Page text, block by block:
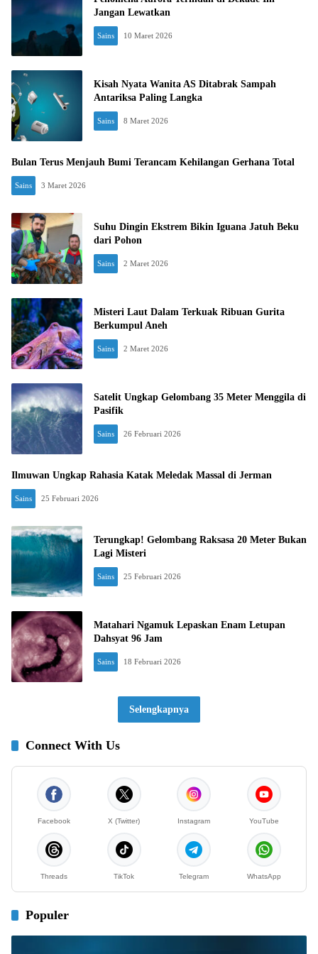
Jangan Lewatkan
Sains 10 Maret 2026
Kisah Nyata Wanita AS Ditabrak Sampah
Antariksa Paling Langka
Sains 8 Maret 2026
Bulan Terus Menjauh Bumi Terancam Kehilangan Gerhana Total
Sains 3 Maret 2026
Suhu Dingin Ekstrem Bikin Iguana Jatuh Beku
dari Pohon
Sains 2 Maret 2026
Misteri Laut Dalam Terkuak Ribuan Gurita
Berkumpul Aneh
Sains 2 Maret 2026
Satelit Ungkap Gelombang 35 Meter Menggila di
Pasifik
Sains 26 Februari 2026
Ilmuwan Ungkap Rahasia Katak Meledak Massal di Jerman
Sains 25 Februari 2026
Terungkap! Gelombang Raksasa 20 Meter Bukan
Lagi Misteri
Sains 25 Februari 2026
Matahari Ngamuk Lepaskan Enam Letupan
Dahsyat 96 Jam
Sains 18 Februari 2026
Selengkapnya
Connect With Us
Facebook X (Twitter) Instagram YouTube
Threads TikTok Telegram WhatsApp
Populer